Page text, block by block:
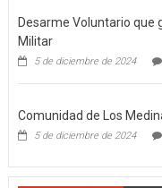
Desarme Voluntario que
Militar
5 de diciembre de 2024
Comunidad de Los
5 de diciembre de 2024